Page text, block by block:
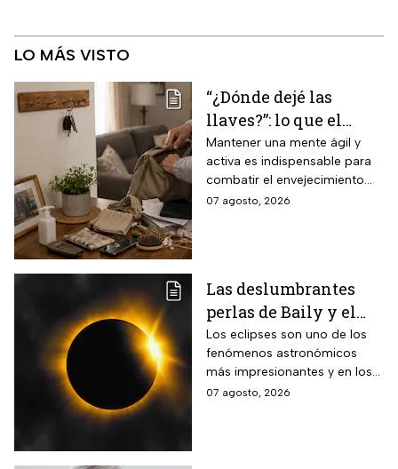
LO MÁS VISTO
“¿Dónde dejé las
llaves?”: lo que el
INAPAM advierte
sobre los 3 olvidos
comunes que no
debes ignorar en la
Mantener una mente ágil y
activa es indispensable para
combatir el envejecimiento
natural del cerebro.
07 agosto, 2026
Las deslumbrantes
perlas de Baily y el
anillo de diamantes
que se verán en el
eclipse solar total
Los eclipses son uno de los
fenómenos astronómicos
más impresionantes y en los
próximos días habrá un
07 agosto, 2026